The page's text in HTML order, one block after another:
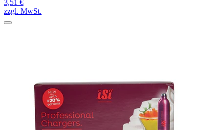
3,51 €
zzgl. MwSt.